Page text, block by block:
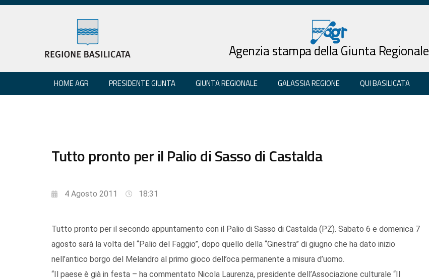
Agenzia stampa della Giunta Regionale
HOME AGR PRESIDENTE GIUNTA GIUNTA REGIONALE GALASSIA REGIONE QUI BASILICATA
Tutto pronto per il Palio di Sasso di Castalda
4 Agosto 2011 18:31
Tutto pronto per il secondo appuntamento con il Palio di Sasso di Castalda (PZ). Sabato 6 e domenica 7
agosto sarà la volta del “Palio del Faggio”, dopo quello della “Ginestra” di giugno che ha dato inizio
nell’antico borgo del Melandro al primo gioco dell’oca permanente a misura d’uomo.
“Il paese è già in festa – ha commentato Nicola Laurenza, presidente dell’Associazione culturale “Il